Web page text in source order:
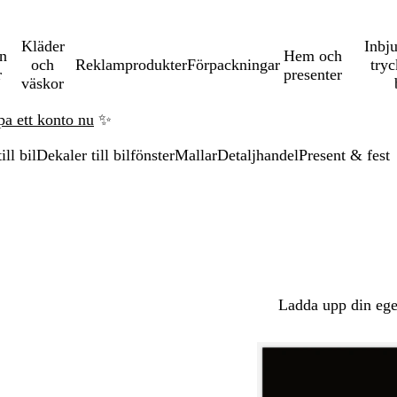
Kläder
och
väskor
ReklamprodukterFörpackningar
Hem och
presenter
ett konto nu ✨
bilDekaler till bilfönsterMallarDetaljhandelPresent & fest
Ladda upp din